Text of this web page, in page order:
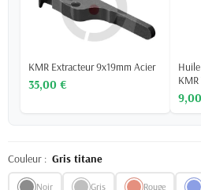
KMR Extracteur 9x19mm Acier
35,00 €
Couleur : Gris titane
Noir Gris Rouge